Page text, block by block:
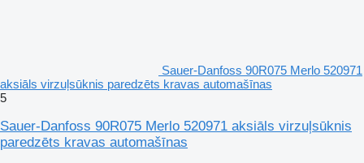
Sauer-Danfoss 90R075 Merlo 520971
aksiāls virzuļsūknis paredzēts kravas automašīnas
5
Sauer-Danfoss 90R075 Merlo 520971 aksiāls virzuļsūknis
paredzēts kravas automašīnas